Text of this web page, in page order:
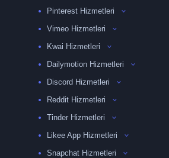
Pinterest Hizmetleri
Vimeo Hizmetleri
Kwai Hizmetleri
Dailymotion Hizmetleri
Discord Hizmetleri
Reddit Hizmetleri
Tinder Hizmetleri
Likee App Hizmetleri
Snapchat Hizmetleri